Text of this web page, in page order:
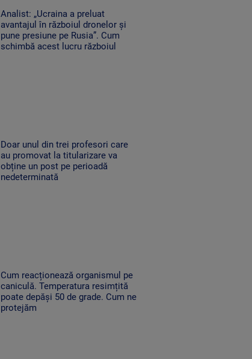
Analist: „Ucraina a preluat
avantajul în războiul dronelor și
pune presiune pe Rusia”. Cum
schimbă acest lucru războiul
Doar unul din trei profesori care
au promovat la titularizare va
obține un post pe perioadă
nedeterminată
Cum reacționează organismul pe
caniculă. Temperatura resimțită
poate depăși 50 de grade. Cum ne
protejăm